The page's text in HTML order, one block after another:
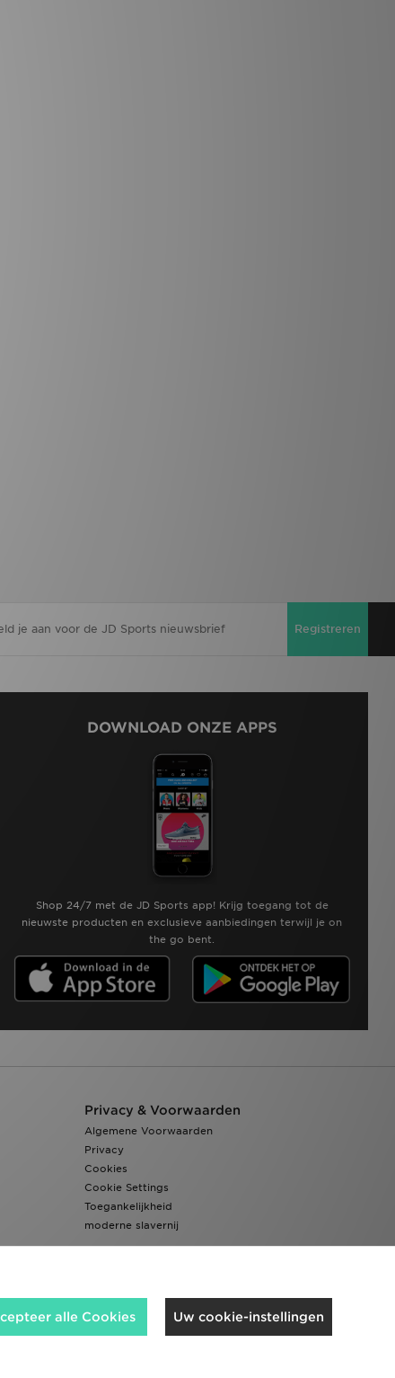
Registreren
DOWNLOAD ONZE APPS
Shop 24/7 met de JD Sports app! Krijg toegang tot de
nieuwste producten en exclusieve aanbiedingen terwijl je on
the go bent.
Privacy & Voorwaarden
Algemene Voorwaarden
Privacy
Cookies
Cookie Settings
Toegankelijkheid
moderne slavernij
Wij accepteren de volgende betaalmethoden
Uw cookie-instellingen
alle Cookies